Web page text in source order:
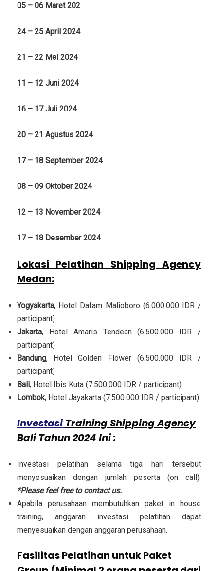
05 – 06 Maret 202
24 – 25 April 2024
21 – 22 Mei 2024
11 – 12 Juni 2024
16 – 17 Juli 2024
20 – 21 Agustus 2024
17 – 18 September 2024
08 – 09 Oktober 2024
12 – 13 November 2024
17 – 18 Desember 2024
Lokasi Pelatihan Shipping Agency
Medan:
Yogyakarta, Hotel Dafam Malioboro (6.000.000 IDR /
participant)
Jakarta, Hotel Amaris Tendean (6.500.000 IDR /
participant)
Bandung, Hotel Golden Flower (6.500.000 IDR /
participant)
Bali, Hotel Ibis Kuta (7.500.000 IDR / participant)
Lombok, Hotel Jayakarta (7.500.000 IDR / participant)
InvestasiTraining Shipping Agency
Bali Tahun 2024 Ini :
Investasi pelatihan selama tiga hari tersebut
menyesuaikan dengan jumlah peserta (on call).
*Please feel free to contact us.
Apabila perusahaan membutuhkan paket in house
training, anggaran investasi pelatihan dapat
menyesuaikan dengan anggaran perusahaan.
Fasilitas Pelatihan untuk Paket